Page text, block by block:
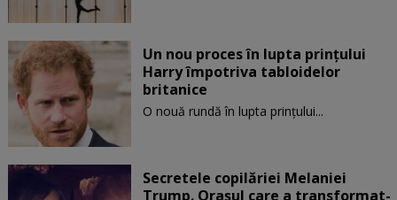
Un nou proces în lupta prinţului
Harry împotriva tabloidelor
britanice
O nouă rundă în lupta prinţului...
Secretele copilăriei Melaniei
Trump. Orașul care a transformat-